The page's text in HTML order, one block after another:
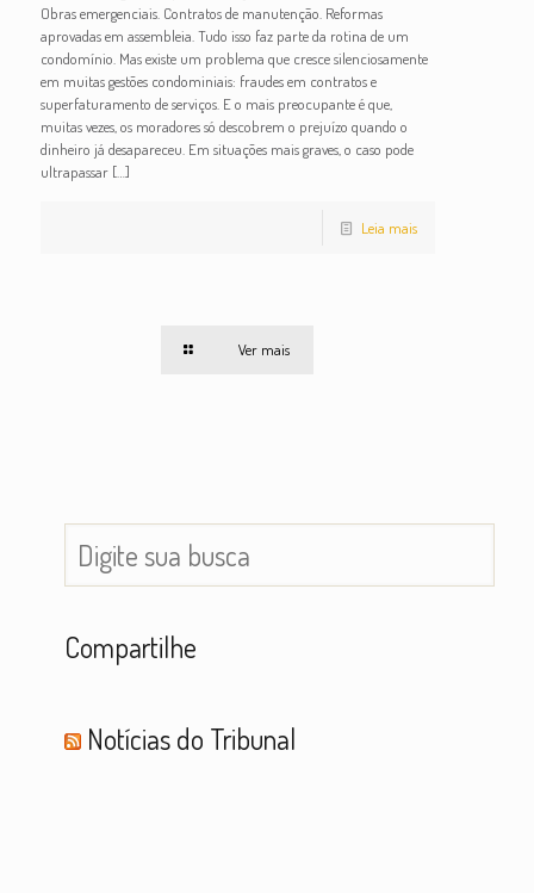
Obras emergenciais. Contratos de manutenção. Reformas
aprovadas em assembleia. Tudo isso faz parte da rotina de um
condomínio. Mas existe um problema que cresce silenciosamente
em muitas gestões condominiais: fraudes em contratos e
superfaturamento de serviços. E o mais preocupante é que,
muitas vezes, os moradores só descobrem o prejuízo quando o
dinheiro já desapareceu. Em situações mais graves, o caso pode
ultrapassar[…]
Leia mais
Ver mais
Compartilhe
Notícias do Tribunal